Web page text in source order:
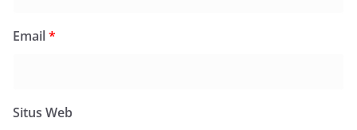
Email*
Situs Web